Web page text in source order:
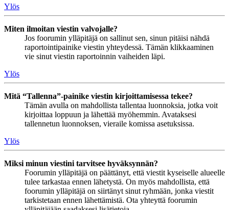
Ylös
Miten ilmoitan viestin valvojalle?
Jos foorumin ylläpitäjä on sallinut sen, sinun pitäisi nähdä
raportointipainike viestin yhteydessä. Tämän klikkaaminen
vie sinut viestin raportoinnin vaiheiden läpi.
Ylös
Mitä “Tallenna”-painike viestin kirjoittamisessa tekee?
Tämän avulla on mahdollista tallentaa luonnoksia, jotka voit
kirjoittaa loppuun ja lähettää myöhemmin. Avataksesi
tallennetun luonnoksen, vieraile komissa asetuksissa.
Ylös
Miksi minun viestini tarvitsee hyväksynnän?
Foorumin ylläpitäjä on päättänyt, että viestit kyseiselle alueelle
tulee tarkastaa ennen lähetystä. On myös mahdollista, että
foorumin ylläpitäjä on siirtänyt sinut ryhmään, jonka viestit
tarkistetaan ennen lähettämistä. Ota yhteyttä foorumin